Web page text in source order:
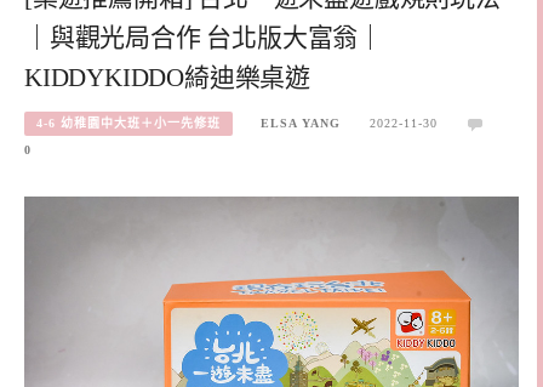
｜與觀光局合作 台北版大富翁｜
KIDDYKIDDO綺迪樂桌遊
4-6 幼稚園中大班＋小一先修班 ELSA YANG
2022-11-30
0